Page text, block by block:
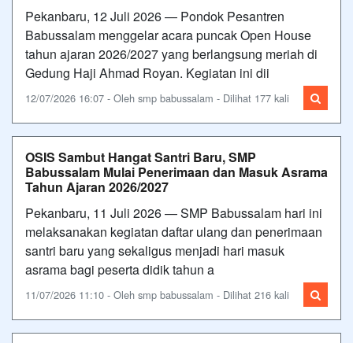
Pekanbaru, 12 Juli 2026 — Pondok Pesantren
Babussalam menggelar acara puncak Open House
tahun ajaran 2026/2027 yang berlangsung meriah di
Gedung Haji Ahmad Royan. Kegiatan ini dii
12/07/2026 16:07 - Oleh smp babussalam - Dilihat 177 kali
OSIS Sambut Hangat Santri Baru, SMP
Babussalam Mulai Penerimaan dan Masuk Asrama
Tahun Ajaran 2026/2027
Pekanbaru, 11 Juli 2026 — SMP Babussalam hari ini
melaksanakan kegiatan daftar ulang dan penerimaan
santri baru yang sekaligus menjadi hari masuk
asrama bagi peserta didik tahun a
11/07/2026 11:10 - Oleh smp babussalam - Dilihat 216 kali